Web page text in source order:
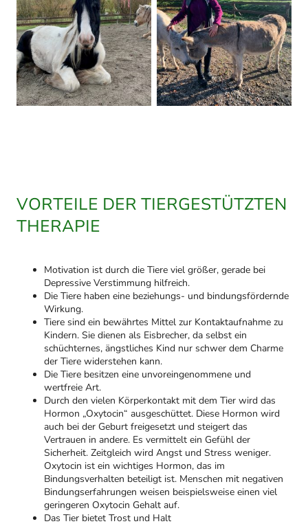
VORTEILE DER TIERGESTÜTZTEN
THERAPIE
Motivation ist durch die Tiere viel größer, gerade bei
Depressive Verstimmung hilfreich.
Die Tiere haben eine beziehungs- und bindungsfördernde
Wirkung.
Tiere sind ein bewährtes Mittel zur Kontaktaufnahme zu
Kindern. Sie dienen als Eisbrecher, da selbst ein
schüchternes, ängstliches Kind nur schwer dem Charme
der Tiere widerstehen kann.
Die Tiere besitzen eine unvoreingenommene und
wertfreie Art.
Durch den vielen Körperkontakt mit dem Tier wird das
Hormon „Oxytocin“ ausgeschüttet. Diese Hormon wird
auch bei der Geburt freigesetzt und steigert das
Vertrauen in andere. Es vermittelt ein Gefühl der
Sicherheit. Zeitgleich wird Angst und Stress weniger.
Oxytocin ist ein wichtiges Hormon, das im
Bindungsverhalten beteiligt ist. Menschen mit negativen
Bindungserfahrungen weisen beispielsweise einen viel
geringeren Oxytocin Gehalt auf.
Das Tier bietet Trost und Halt